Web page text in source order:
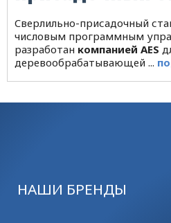
Cверлильно-присадочный
числовым программным
разработан компанией AES
деревообрабатывающей ...
НАШИ БРЕНДЫ